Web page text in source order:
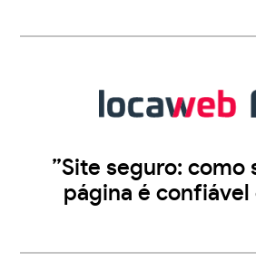
”Site seguro: como
página é confiável